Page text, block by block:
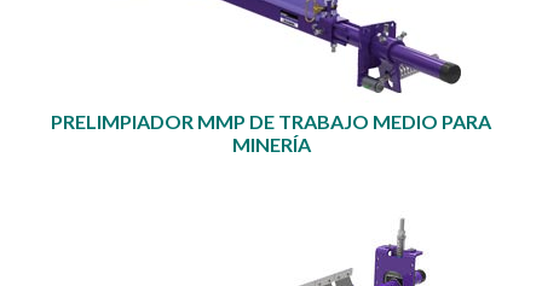
PRELIMPIADOR MMP DE TRABAJO MEDIO PARA
MINERÍA